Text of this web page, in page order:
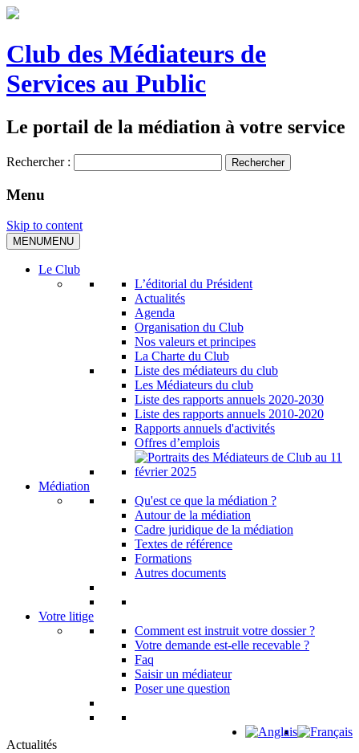
Club des Médiateurs de
Services au Public
Le portail de la médiation à votre service
Rechercher :
Menu
Skip to content
MENUMENU
Le Club
L’éditorial du Président
Actualités
Agenda
Organisation du Club
Nos valeurs et principes
La Charte du Club
Liste des médiateurs du club
Les Médiateurs du club
Liste des rapports annuels 2020-2030
Liste des rapports annuels 2010-2020
Rapports annuels d'activités
Offres d’emplois
Médiation
Qu'est ce que la médiation ?
Autour de la médiation
Cadre juridique de la médiation
Textes de référence
Formations
Autres documents
Votre litige
Comment est instruit votre dossier ?
Votre demande est-elle recevable ?
Faq
Saisir un médiateur
Poser une question
Actualités